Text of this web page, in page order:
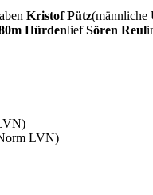
Kristof Pütz
HürdenliefSören Reul
LVN)